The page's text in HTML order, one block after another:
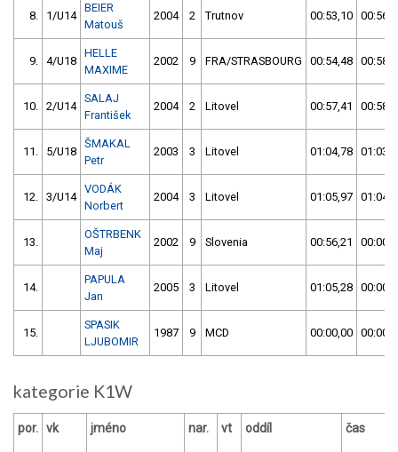
8. 1/U14
BEIER
Matouš
2004 2 Trutnov 00:53,10
9. 4/U18
HELLE
MAXIME
2002 9 FRA/STRASBOURG 00:54,48
10. 2/U14
SALAJ
František
2004 2 Litovel 00:57,41
11. 5/U18
ŠMAKAL
Petr
2003 3 Litovel 01:04,78
12. 3/U14
VODÁK
Norbert
2004 3 Litovel 01:05,97
13.
OŠTRBENK
Maj
2002 9 Slovenia 00:56,21
14.
PAPULA
Jan
2005 3 Litovel 01:05,28
15.
SPASIK
LJUBOMIR
1987 9 MCD 00:00,00
kategorie K1W
por. vk jméno nar. vt oddíl čas